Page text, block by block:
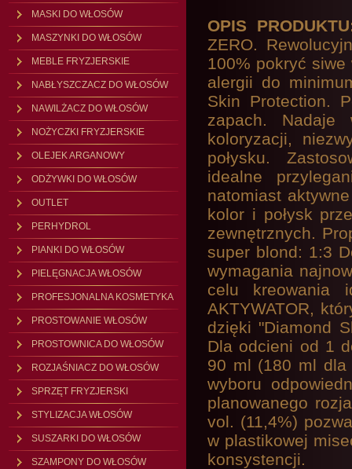
MASKI DO WŁOSÓW
MASZYNKI DO WŁOSÓW
MEBLE FRYZJERSKIE
NABŁYSZCZACZ DO WŁOSÓW
NAWILŻACZ DO WŁOSÓW
NOŻYCZKI FRYZJERSKIE
OLEJEK ARGANOWY
ODŻYWKI DO WŁOSÓW
OUTLET
PERHYDROL
PIANKI DO WŁOSÓW
PIELĘGNACJA WŁOSÓW
PROFESJONALNA KOSMETYKA
PROSTOWANIE WŁOSÓW
PROSTOWNICA DO WŁOSÓW
ROZJAŚNIACZ DO WŁOSÓW
SPRZĘT FRYZJERSKI
STYLIZACJA WŁOSÓW
SUSZARKI DO WŁOSÓW
SZAMPONY DO WŁOSÓW
OPIS
ZERO.
100% pokryć siwe
alergii do
Skin Protection.
zapach. Nadaje
koloryzacji,
połysku.
idealne
natomiast
kolor i połysk
zewnętrznych.
super blond: 1:3
wymagania
celu kreowania
AKTYWATOR,
dzięki "Diamond
Dla odcieni od 1
90 ml (180 ml dla
wyboru
planowanego
vol. (11,4%)
w plastikowej
konsystencji.